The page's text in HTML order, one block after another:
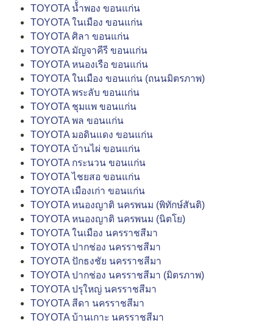
TOYOTA น้ำพอง ขอนแก่น
TOYOTA ในเมือง ขอนแก่น
TOYOTA ศิลา ขอนแก่น
TOYOTA มัญจาคีรี ขอนแก่น
TOYOTA หนองเรือ ขอนแก่น
TOYOTA ในเมือง ขอนแก่น (ถนนมิตรภาพ)
TOYOTA พระลับ ขอนแก่น
TOYOTA ชุมแพ ขอนแก่น
TOYOTA พล ขอนแก่น
TOYOTA มอดินแดง ขอนแก่น
TOYOTA บ้านไผ่ ขอนแก่น
TOYOTA กระนวน ขอนแก่น
TOYOTA ไชยสอ ขอนแก่น
TOYOTA เมืองเก่า ขอนแก่น
TOYOTA หนองญาติ นครพนม (พิทักษ์สันติ)
TOYOTA หนองญาติ นครพนม (นิตโย)
TOYOTA ในเมือง นครราชสีมา
TOYOTA ปากช่อง นครราชสีมา
TOYOTA ปักธงชัย นครราชสีมา
TOYOTA ปากช่อง นครราชสีมา (มิตรภาพ)
TOYOTA ปรุใหญ่ นครราชสีมา
TOYOTA สีดา นครราชสีมา
TOYOTA บ้านเกาะ นครราชสีมา